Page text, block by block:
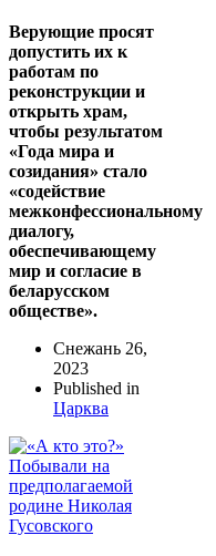
Верующие просят
допустить их к
работам по
реконструкции и
открыть храм,
чтобы результатом
«Года мира и
созидания» стало
«содействие
межконфессиональному
диалогу,
обеспечивающему
мир и согласие в
беларусском
обществе».
Снежань 26,
2023
Published in
Царква